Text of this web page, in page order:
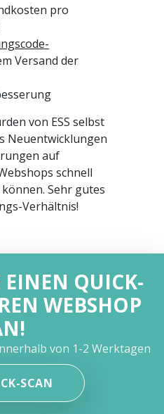
pro
Versand der
von ESS selbst
Neuentwicklungen
auf
schnell
Sehr gutes
Verhältnis!
EINEN QUICK-
WEBSHOP
von 1-2 Werktagen
SCAN